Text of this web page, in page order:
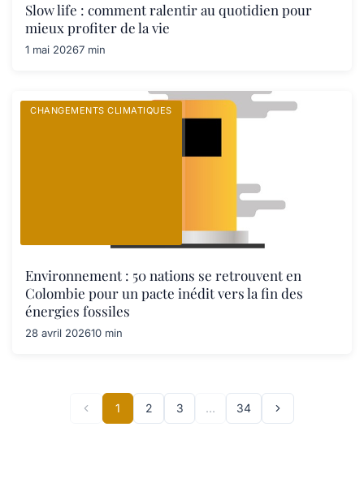
Slow life : comment ralentir au quotidien pour
mieux profiter de la vie
1 mai 20267 min
CHANGEMENTS CLIMATIQUES
Environnement : 50 nations se retrouvent en
Colombie pour un pacte inédit vers la fin des
énergies fossiles
28 avril 202610 min
1 2 3 … 34